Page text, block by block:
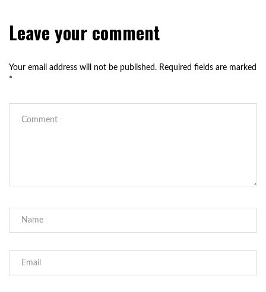
Leave your comment
Your email address will not be published. Required fields are marked
*